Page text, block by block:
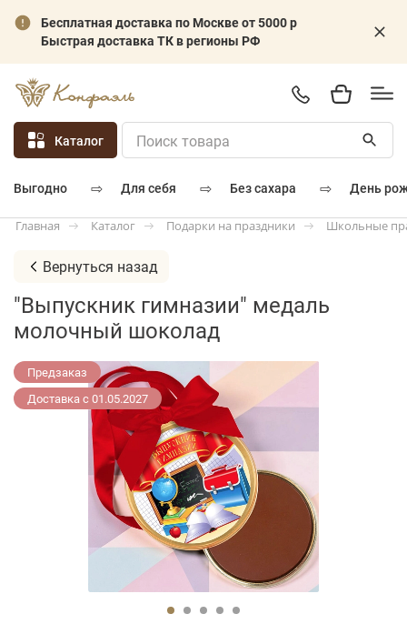
Бесплатная доставка по Москве от 5000 р
Быстрая доставка ТК в регионы РФ
Каталог
выгодно ⇨ для себя ⇨ без сахара ⇨ день
Главная Каталог Подарки на праздники Школьные
Вернуться назад
"Выпускник гимназии" медаль
молочный шоколад
Предзаказ
Доставка с 01.05.2027